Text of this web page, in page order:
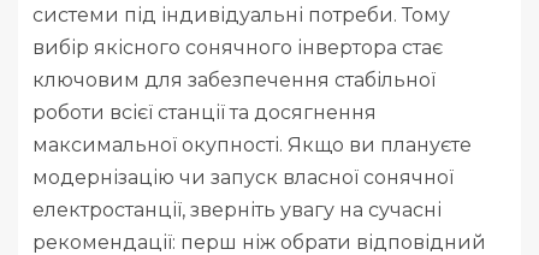
системи під індивідуальні потреби. Тому
вибір якісного сонячного інвертора стає
ключовим для забезпечення стабільної
роботи всієї станції та досягнення
максимальної окупності. Якщо ви плануєте
модернізацію чи запуск власної сонячної
електростанції, зверніть увагу на сучасні
рекомендації: перш ніж обрати відповідний